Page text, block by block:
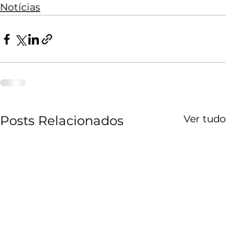
Notícias
Posts Relacionados Ver tudo